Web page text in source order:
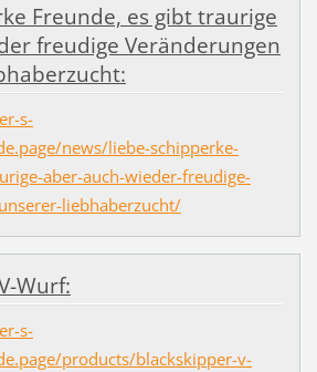
Freunde, es gibt traurige
freudige Veränderungen
s-
news/liebe-schipperke-
aber-auch-wieder-freudige-
liebhaberzucht/
Wurf:
s-
products/blackskipper-v-